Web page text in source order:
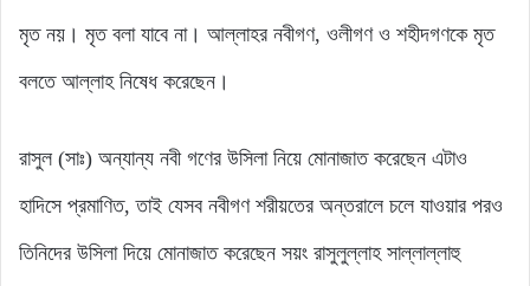
মৃত নয়। মৃত বলা যাবে না। আল্লাহর নবীগণ, ওলীগণ ও শহীদগণকে মৃত
বলতে আল্লাহ নিষেধ করেছেন।
রাসুল (সাঃ) অন্যান্য নবী গণের উসিলা নিয়ে মোনাজাত করেছেন এটাও
হাদিসে প্রমাণিত, তাই যেসব নবীগণ শরীয়তের অন্তরালে চলে যাওয়ার পরও
তিনিদের উসিলা দিয়ে মোনাজাত করেছেন সয়ং রাসুলুল্লাহ সাল্লাল্লাহু